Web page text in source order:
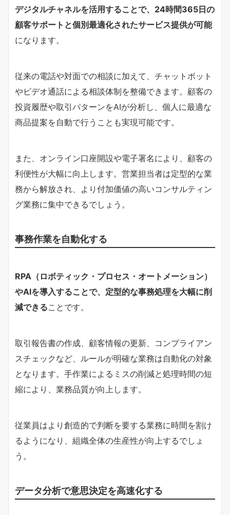
デジタルチャネルを活用することで、24時間365日の
顧客サポートと個別最適化されたサービス提供が可能
になります。
従来の電話や対面での相談に加えて、チャットボット
やビデオ通話による相談体制を整備できます。顧客の
投資履歴や取引パターンをAIが分析し、個人に最適な
商品提案を自動で行うことも実現可能です。
また、オンライン口座開設や電子署名により、顧客の
利便性が大幅に向上します。営業担当者は定型的な業
務から解放され、より付加価値の高いコンサルティン
グ業務に集中できるでしょう。
事務作業を自動化する
RPA（ロボティック・プロセス・オートメーション）
やAIを導入することで、定型的な事務処理を大幅に削
減できることです。
取引報告書の作成、顧客情報の更新、コンプライアン
スチェックなど、ルールが明確な業務は自動化の対象
となります。手作業によるミスの削減と処理時間の短
縮により、業務品質が向上します。
従業員はより創造的で判断を要する業務に時間を割け
るようになり、組織全体の生産性が向上するでしょ
う。
データ分析で意思決定を高速化する